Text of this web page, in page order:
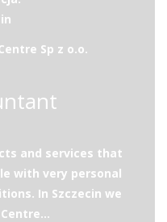
Sp z o.o.
and services that
with very personal
In Szczecin we